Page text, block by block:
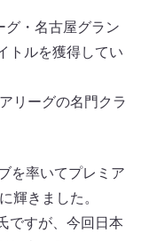
グ・名古屋グラン
トルを獲得してい
リーグの名門クラ
を率いてプレミア
輝きました。
ですが、今回日本